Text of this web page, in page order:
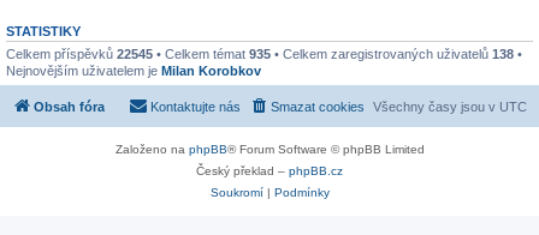
STATISTIKY
Celkem příspěvků 22545 • Celkem témat 935 • Celkem zaregistrovaných uživatelů 138 •
Nejnovějším uživatelem je Milan Korobkov
Obsah fóra Všechny časy jsou v UTC
Smazat cookies
Kontaktujte nás
Založeno na phpBB® Forum Software © phpBB Limited
Český překlad – phpBB.cz
Soukromí| Podmínky